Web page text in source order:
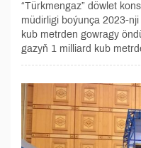
“Türkmengaz” döwlet
müdirligi boýunça 2023-
kub metrden gowragy
gazyň 1 milliard kub